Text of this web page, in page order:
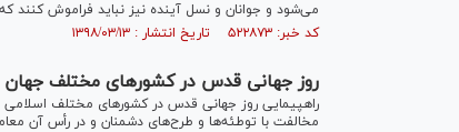
می‌شود و جوانان و نسل آینده نیز نباید فراموش کنند
کد خبر: ۵۲۲۸۷۳ تاریخ انتشار : ۱۳۹۸/۰۳/۱۳
روز جهانی قدس در کشور‌های مختلف جهان
راهپیمایی روز جهانی قدس در کشور‌های مختلف
مخالفت با توطئه‌ها و طرح‌های دشمنان و در رأس آن